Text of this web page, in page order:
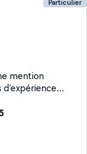
Particulier
mention
entreprise de
aux demandes